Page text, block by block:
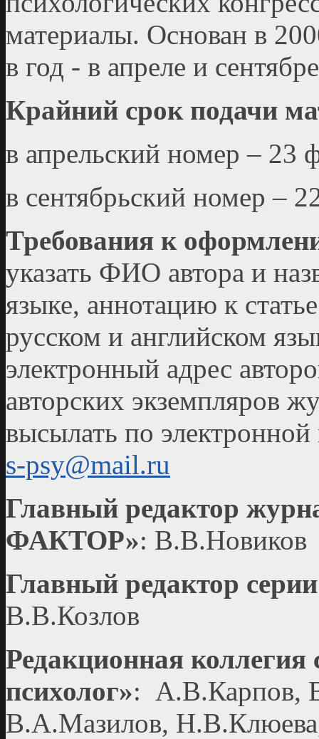
материалы. Основан в
в год - в апреле и
Крайний срок подачи
в апрельский номер – 23
в сентябрьский номер –
Требования к
указать ФИО автора и
языке, аннотацию к
русском и английском
электронный адрес
авторских экземпляров
высылать по
s-psy@mail.ru
Главный редактор
ФАКТОР»: В.В.Новиков
Главный редактор
В.В.Козлов
Редакционная
психолог»: А.В.Карпов,
В.А.Мазилов,